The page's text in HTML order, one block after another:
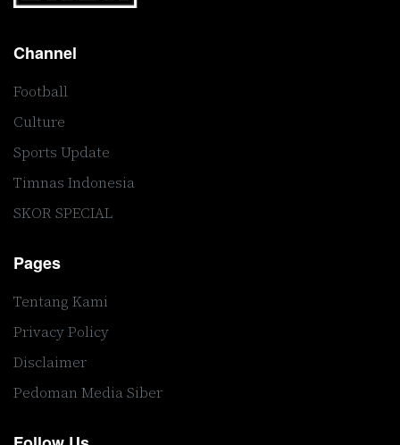
Channel
Football
Culture
Sports Update
Timnas Indonesia
SKOR SPECIAL
Pages
Tentang Kami
Privacy Policy
Disclaimer
Pedoman Media Siber